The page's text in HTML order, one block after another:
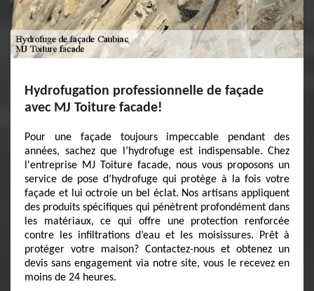
Hydrofugation professionnelle de façade
avec MJ Toiture facade!
Pour une façade toujours impeccable pendant des
années, sachez que l’hydrofuge est indispensable. Chez
l'entreprise MJ Toiture facade, nous vous proposons un
service de pose d’hydrofuge qui protège à la fois votre
façade et lui octroie un bel éclat. Nos artisans appliquent
des produits spécifiques qui pénètrent profondément dans
les matériaux, ce qui offre une protection renforcée
contre les infiltrations d’eau et les moisissures. Prêt à
protéger votre maison? Contactez-nous et obtenez un
devis sans engagement via notre site, vous le recevez en
moins de 24 heures.